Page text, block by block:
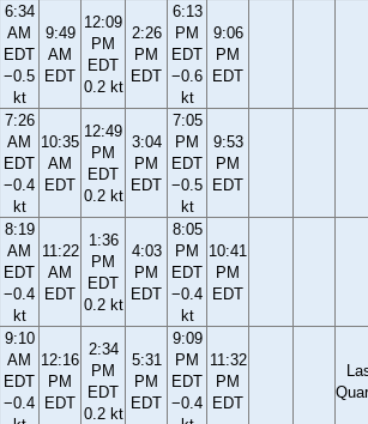
6:34
AM
EDT
−0.5
kt
9:49
AM
EDT
12:09
PM
EDT
0.2 kt
2:26
PM
EDT
6:13
PM
EDT
−0.6
kt
9:06
PM
EDT
7:26
AM
EDT
−0.4
kt
10:35
AM
EDT
12:49
PM
EDT
0.2 kt
3:04
PM
EDT
7:05
PM
EDT
−0.5
kt
9:53
PM
EDT
8:19
AM
EDT
−0.4
kt
11:22
AM
EDT
1:36
PM
EDT
0.2 kt
4:03
PM
EDT
8:05
PM
EDT
−0.4
kt
10:41
PM
EDT
9:10
AM
EDT
−0.4
12:16
PM
EDT
2:34
PM
EDT
0.2 kt
5:31
PM
EDT
9:09
PM
EDT
−0.4
11:32
PM
EDT